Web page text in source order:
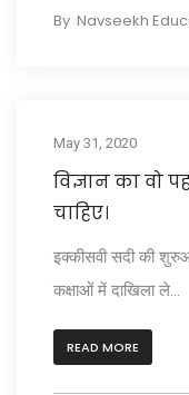
By Navseekh
May 31, 2020
विज्ञान का वो
चाहिए।
इक्कीसवी सदी की
कक्षाओं में दाखिला ले...
READ MORE